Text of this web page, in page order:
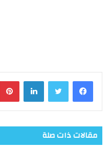
فيسبوك تويتر لينكدإن
مقالات ذات صلة